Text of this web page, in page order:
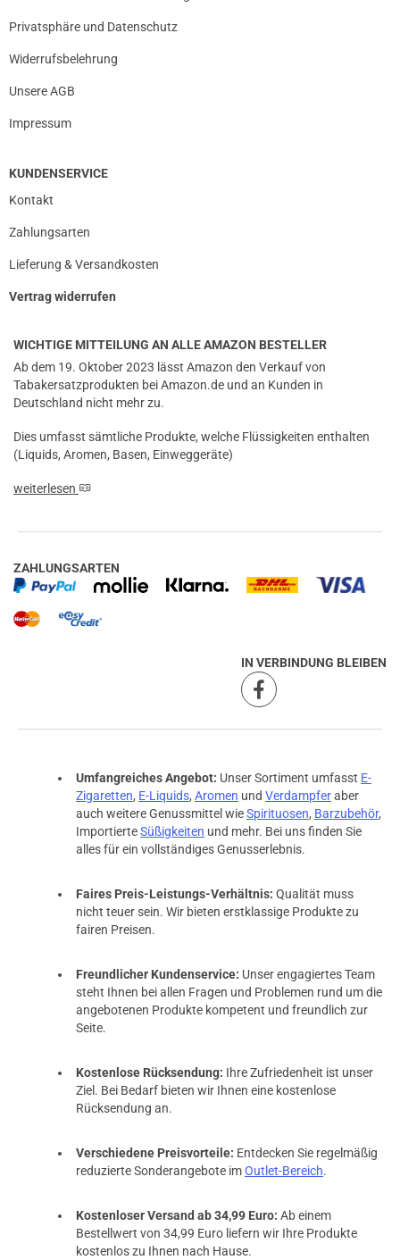
Privatsphäre und Datenschutz
Widerrufsbelehrung
Unsere AGB
Impressum
KUNDENSERVICE
Kontakt
Zahlungsarten
Lieferung & Versandkosten
Vertrag widerrufen
WICHTIGE MITTEILUNG AN ALLE AMAZON BESTELLER
Ab dem 19. Oktober 2023 lässt Amazon den Verkauf von
Tabakersatzprodukten bei Amazon.de und an Kunden in
Deutschland nicht mehr zu.
Dies umfasst sämtliche Produkte, welche Flüssigkeiten enthalten
(Liquids, Aromen, Basen, Einweggeräte)
weiterlesen
ZAHLUNGSARTEN
IN VERBINDUNG BLEIBEN
Umfangreiches Angebot: Unser Sortiment umfasst E-
Zigaretten, E-Liquids, Aromen und Verdampferaber
auch weitere Genussmittel wieSpirituosen, Barzubehör,
ImportierteSüßigkeiten und mehr. Bei uns finden Sie
alles für ein vollständiges Genusserlebnis.
Faires Preis-Leistungs-Verhältnis: Qualität muss
nicht teuer sein. Wir bieten erstklassige Produkte zu
fairen Preisen.
Freundlicher Kundenservice: Unser engagiertes Team
steht Ihnen bei allen Fragen und Problemen rund um die
angebotenen Produkte kompetent und freundlich zur
Seite.
Kostenlose Rücksendung: Ihre Zufriedenheit ist unser
Ziel. Bei Bedarf bieten wir Ihnen eine kostenlose
Rücksendung an.
Verschiedene Preisvorteile: Entdecken Sie regelmäßig
reduzierte Sonderangebote imOutlet-Bereich.
Kostenloser Versand ab 34,99 Euro: Ab einem
Bestellwert von 34,99 Euro liefern wir Ihre Produkte
kostenlos zu Ihnen nach Hause.